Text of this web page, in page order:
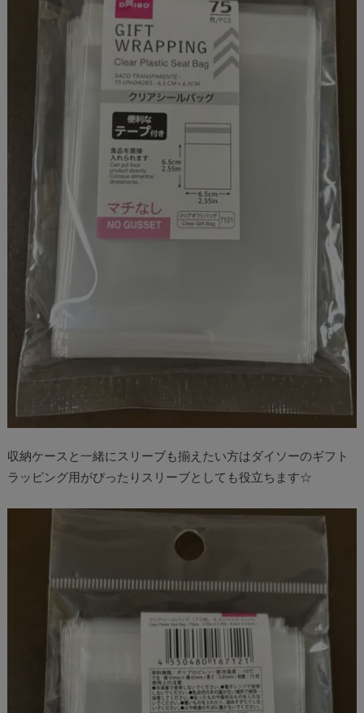
収納ケースと一緒にスリーブも揃えたい方はダイソーのギフト
ラッピング用がぴったりスリーブとしても役立ちます☆